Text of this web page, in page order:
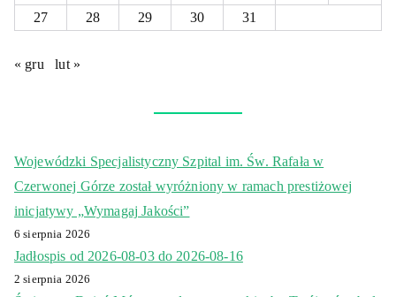
27
28 29 30 31
« gru lut »
Wojewódzki Specjalistyczny Szpital im. Św. Rafała w
Czerwonej Górze został wyróżniony w ramach prestiżowej
inicjatywy „Wymagaj Jakości”
6 sierpnia 2026
Jadłospis od 2026-08-03 do 2026-08-16
2 sierpnia 2026